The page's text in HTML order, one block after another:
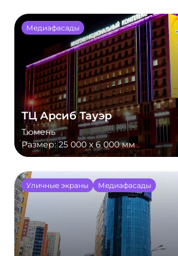
Медиафасады
ТЦ Арсиб Тауэр
Тюмень
Размер:25 000 х 6 000 мм
Уличные экраны Медиафасады